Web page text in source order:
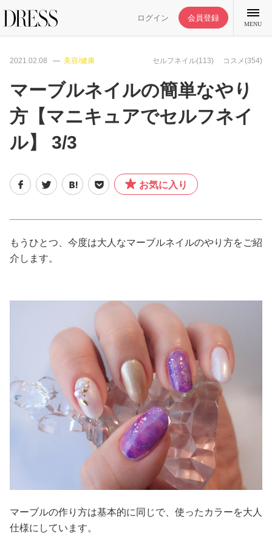
ログイン 会員登録
MENU
特集記事
DRESS部活
ライフスタイル
恋愛/結婚/離婚
ワークスタイル
妊娠/出産/家族
ココロ/カラダ
カルチャー/エンタメ
2021.02.08 美容/健康 セルフネイル(113) コスメ(354)
マーブルネイルの簡単なやり
方【マニキュアでセルフネイ
ル】 3/3
お気に入り
もうひとつ、今度は大人なマーブルネイルのやり方をご紹
介します。
マーブルの作り方は基本的に同じで、使ったカラーを大人
仕様にしています。